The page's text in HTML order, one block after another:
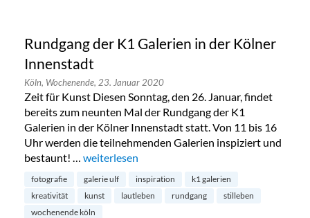
Rundgang der K1 Galerien in der Kölner
Innenstadt
Köln, Wochenende, 23. Januar 2020
Zeit für Kunst Diesen Sonntag, den 26. Januar, findet
bereits zum neunten Mal der Rundgang der K1
Galerien in der Kölner Innenstadt statt. Von 11 bis 16
Uhr werden die teilnehmenden Galerien inspiziert und
bestaunt! … „Rundgang der K1 Galerien in der Kölner
weiterlesen
fotografie galerie ulf inspiration
k1 galerien
kreativität
kunst lautleben rundgang
stilleben
wochenende köln